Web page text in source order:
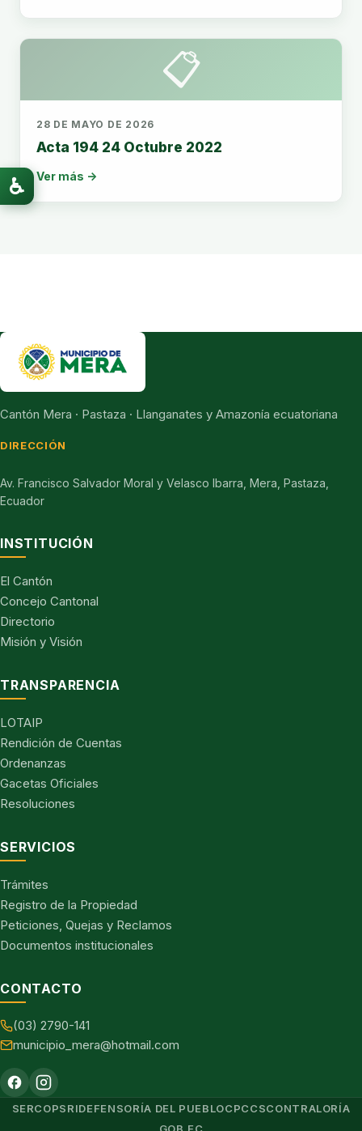
📋
28 DE MAYO DE 2026
Acta 194 24 Octubre 2022
Ver más →
Cantón Mera · Pastaza · Llanganates y Amazonía ecuatoriana
DIRECCIÓN
Av. Francisco Salvador Moral y Velasco Ibarra, Mera, Pastaza,
Ecuador
INSTITUCIÓN
El Cantón
Concejo Cantonal
Directorio
Misión y Visión
TRANSPARENCIA
LOTAIP
Rendición de Cuentas
Ordenanzas
Gacetas Oficiales
Resoluciones
SERVICIOS
Trámites
Registro de la Propiedad
Peticiones, Quejas y Reclamos
Documentos institucionales
CONTACTO
(03) 2790-141
municipio_mera@hotmail.com
SERCOPSRIDEFENSORÍA DEL PUEBLOCPCCSCONTRALORÍA
♿